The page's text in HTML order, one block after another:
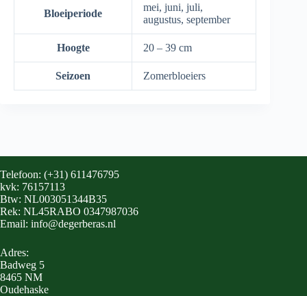
Bloeiperiode
mei, juni, juli,
augustus, september
Hoogte 20 – 39 cm
Seizoen Zomerbloeiers
Telefoon: (+31) 611476795
kvk: 76157113
Btw: NL003051344B35
Rek: NL45RABO 0347987036
Email: info@degerberas.nl
Adres:
Badweg 5
8465 NM
Oudehaske